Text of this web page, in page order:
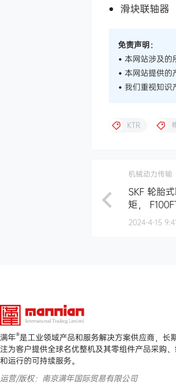
滑块联轴器
免责声明：
• 本网站涉及的
• 本网站提供的
• 我们重视知识
KTR
机械动力传输
SKF 轮胎
矩，
2024-4-15
满年®是工业领域产品和服务解决方案供应商，长
注为客户提供全球名优整机及其零组件产品采购
和运行的可持续服务。
运营/版权：南京满年国际贸易有限公司